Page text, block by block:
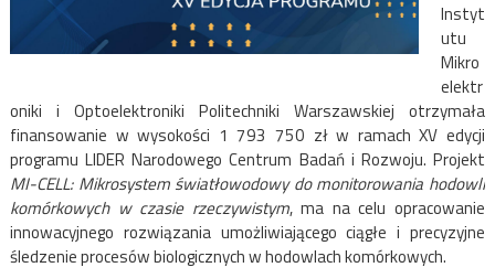
Instyt
utu
Mikro
elektr
oniki i Optoelektroniki Politechniki Warszawskiej otrzymała
finansowanie w wysokości 1 793 750 zł w ramach XV edycji
programu LIDER Narodowego Centrum Badań i Rozwoju. Projekt
MI-CELL: Mikrosystem światłowodowy do monitorowania hodowli
komórkowych w czasie rzeczywistym, ma na celu opracowanie
innowacyjnego rozwiązania umożliwiającego ciągłe i precyzyjne
śledzenie procesów biologicznych w hodowlach komórkowych.